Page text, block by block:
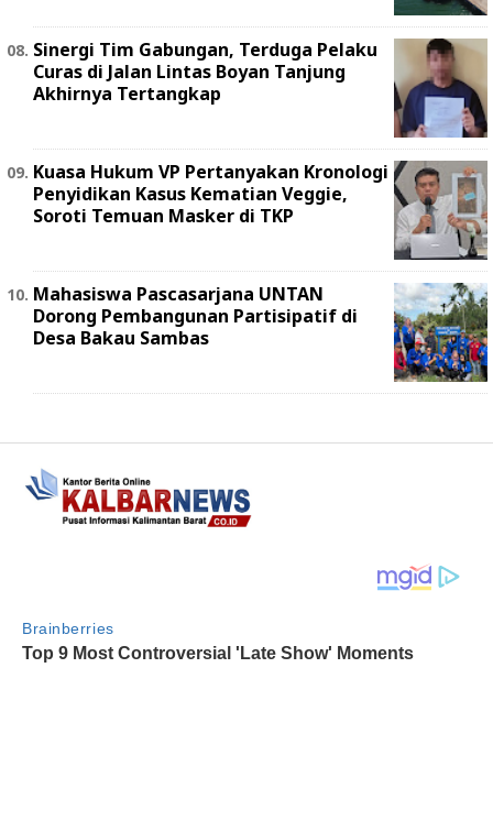
Sinergi Tim Gabungan, Terduga Pelaku
Curas di Jalan Lintas Boyan Tanjung
Akhirnya Tertangkap
Kuasa Hukum VP Pertanyakan Kronologi
Penyidikan Kasus Kematian Veggie,
Soroti Temuan Masker di TKP
Mahasiswa Pascasarjana UNTAN
Dorong Pembangunan Partisipatif di
Desa Bakau Sambas